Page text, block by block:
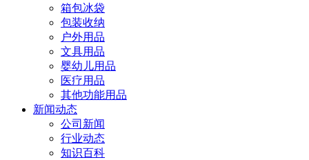
箱包冰袋
包装收纳
户外用品
文具用品
婴幼儿用品
医疗用品
其他功能用品
新闻动态
公司新闻
行业动态
知识百科